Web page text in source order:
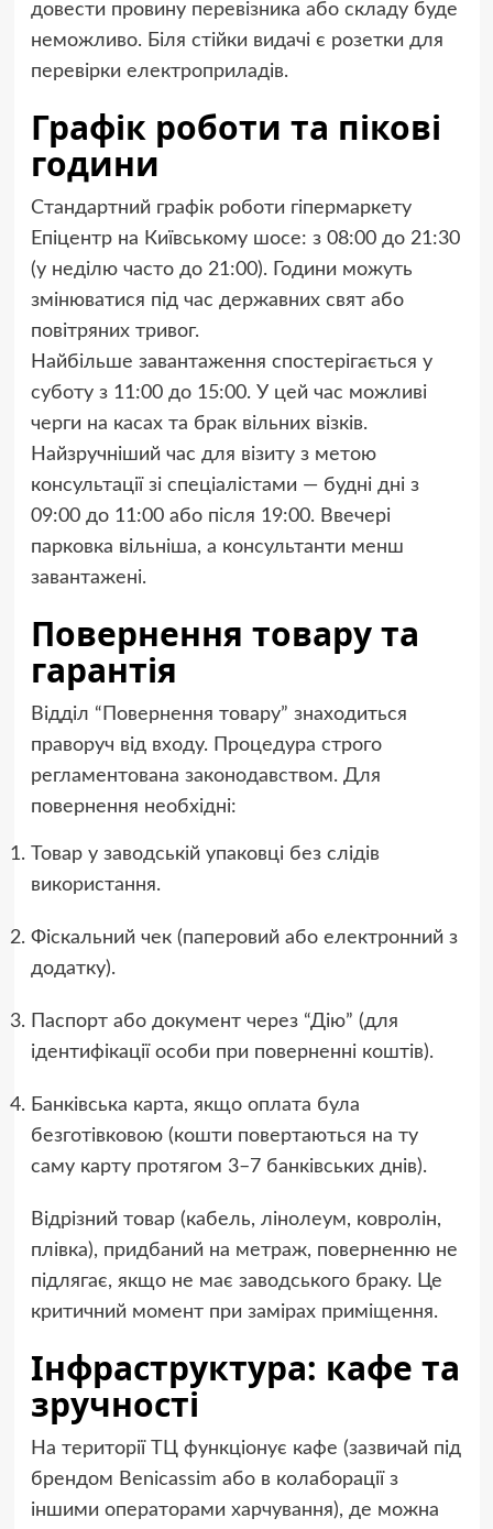
довести провину перевізника або складу буде
неможливо. Біля стійки видачі є розетки для
перевірки електроприладів.
Графік роботи та пікові
години
Стандартний графік роботи гіпермаркету
Епіцентр на Київському шосе: з 08:00 до 21:30
(у неділю часто до 21:00). Години можуть
змінюватися під час державних свят або
повітряних тривог.
Найбільше завантаження спостерігається у
суботу з 11:00 до 15:00. У цей час можливі
черги на касах та брак вільних візків.
Найзручніший час для візиту з метою
консультації зі спеціалістами — будні дні з
09:00 до 11:00 або після 19:00. Ввечері
парковка вільніша, а консультанти менш
завантажені.
Повернення товару та
гарантія
Відділ “Повернення товару” знаходиться
праворуч від входу. Процедура строго
регламентована законодавством. Для
повернення необхідні:
Товар у заводській упаковці без слідів
використання.
Фіскальний чек (паперовий або електронний з
додатку).
Паспорт або документ через “Дію” (для
ідентифікації особи при поверненні коштів).
Банківська карта, якщо оплата була
безготівковою (кошти повертаються на ту
саму карту протягом 3–7 банківських днів).
Відрізний товар (кабель, лінолеум, ковролін,
плівка), придбаний на метраж, поверненню не
підлягає, якщо не має заводського браку. Це
критичний момент при замірах приміщення.
Інфраструктура: кафе та
зручності
На території ТЦ функціонує кафе (зазвичай під
брендом Benicassim або в колаборації з
іншими операторами харчування), де можна